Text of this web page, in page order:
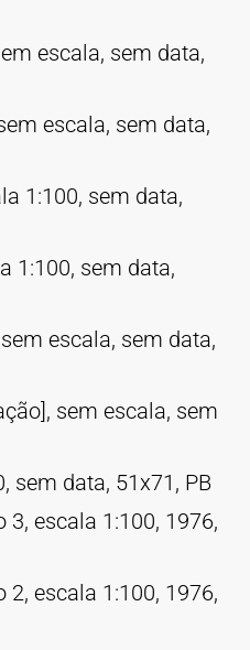
escala, sem data,
escala, sem data,
1:100, sem data,
1:100, sem data,
escala, sem data,
sem escala, sem
sem data, 51x71, PB
escala 1:100, 1976,
escala 1:100, 1976,